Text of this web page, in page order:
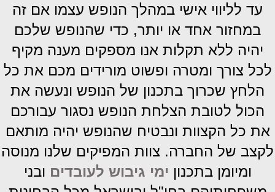
עד לליווי אישי במהלך הנופש עצמו אם זה
במחזור אחד או יותר, כדי שהנופש שלכם
יהיה ללא תקלות אנו מספקים מענה מקיף
לכל צורך ומטרה ופשוט מורידים מכם את כל
הלחץ שכרוך בתכנון של הנופש ונעשה את
הכול לטובת הצלחת הנופש נסגור עבורכם
את כל הקצוות ונבטיח שהנופש יהיה מותאם
לקצב של החברה. צוות המפיקים שלנו מנוסה
ומיומן בתכנון ימי גיבוש לעובדים ובני